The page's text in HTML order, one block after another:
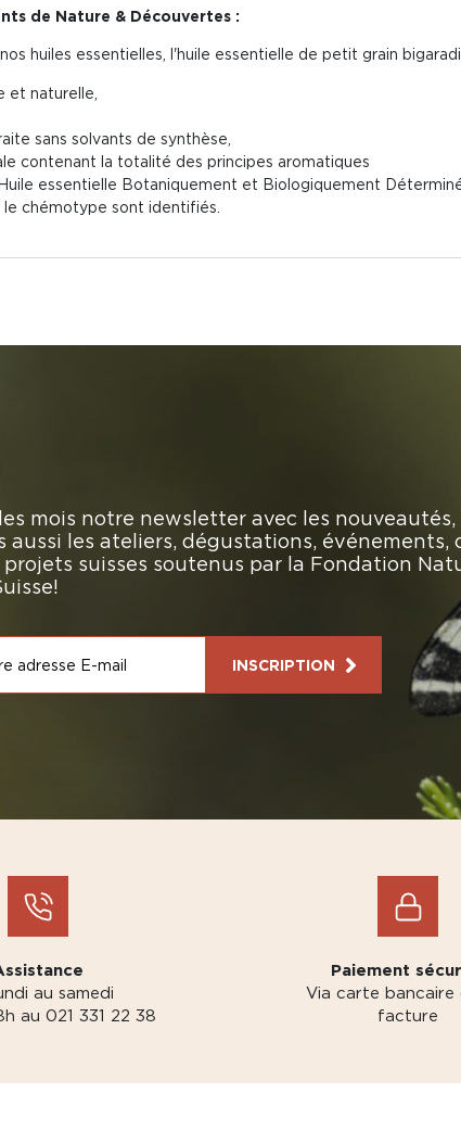
de Nature & Découvertes :
huiles essentielles, l'huile essentielle de petit grain
et naturelle,
sans solvants de synthèse,
contenant la totalité des principes aromatiques
essentielle Botaniquement et Biologiquement
chémotype sont identifiés.
mois notre newsletter avec les
aussi les ateliers, dégustations, événements,
projets suisses soutenus par la Fondation
INSCRIPTION
au samedi
au 021 331 22 38
Paiement
Via carte bancaire
facture